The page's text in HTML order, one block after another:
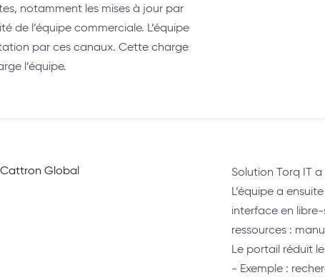
notamment les mises à jour par
de l’équipe commerciale. L’équipe
par ces canaux. Cette charge
l’équipe.
Solution Torq IT
L’équipe a
interface en
ressources :
Le portail réduit
- Exemple :